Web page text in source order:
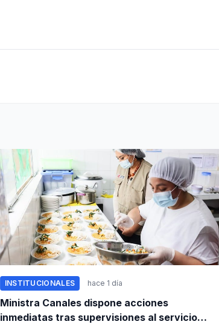
INSTITUCIONALES hace 1 día
Ministra Canales dispone acciones
inmediatas tras supervisiones al servicio